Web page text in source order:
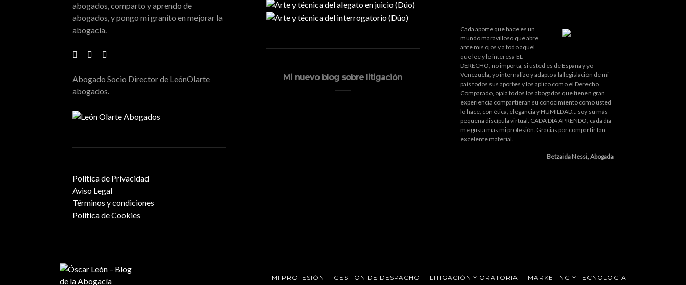
abogados, comparto y aprendo de
abogados, y pongo mi granito en mejorar la
abogacía.
Abogado Socio Director de LeónOlarte
abogados.
Política de Privacidad
Aviso Legal
Términos y condiciones
Política de Cookies
Mi nuevo blog sobre litigación
Cada aporte que hace es un
mundo maravilloso que abre
ante mis ojos y a todo aquel
que lee y le interesa EL
DERECHO, no importa, si usted es de España y yo
Venezuela, yo internalizo y adapto a la legislación de mi
país todos sus aportes y los aplico como el Derecho
Comparado, ojala todos los abogados que tienen gran
experiencia compartieran su conocimiento como usted
lo hace, con ética, elegancia y HUMILDAD... soy su más
pequeña discípula virtual. CADA DÍA APRENDO, cada día
me gusta mas mi profesión. Gracias por compartir tan
excelente material.
Betzaida Nessi, Abogada
MI PROFESIÓN GESTIÓN DE DESPACHO LITIGACIÓN Y ORATORIA MARKETING Y TECNOLOGÍA